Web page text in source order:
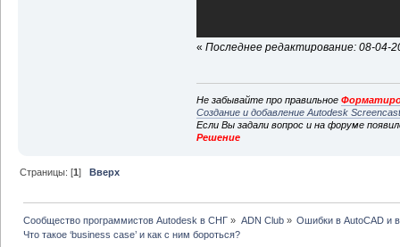
« Последнее редактирование: 08-04-
Не забывайте про правильное
Создание и добавление Autodesk
Если Вы задали вопрос и на форуме
Решение
Страницы: [1]Вверх
Сообщество программистов Autodesk в СНГ » ADN Club» Ошибки в AutoCAD и
Что такое ‘business case’ и как с ним бороться?